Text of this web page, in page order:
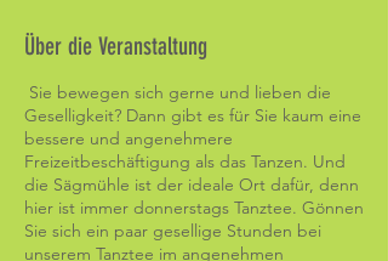
Über die Veranstaltung
Sie bewegen sich gerne und lieben die
Geselligkeit? Dann gibt es für Sie kaum eine
bessere und angenehmere
Freizeitbeschäftigung als das Tanzen. Und
die Sägmühle ist der ideale Ort dafür, denn
hier ist immer donnerstags Tanztee. Gönnen
Sie sich ein paar gesellige Stunden bei
unserem Tanztee im angenehmen